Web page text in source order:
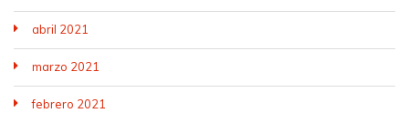
abril 2021
marzo 2021
febrero 2021